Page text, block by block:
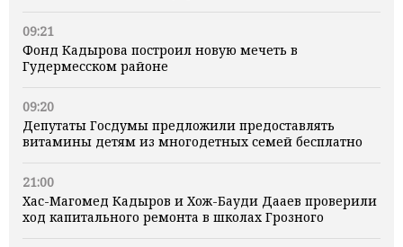
09:21
Фонд Кадырова построил новую мечеть в
Гудермесском районе
09:20
Депутаты Госдумы предложили предоставлять
витамины детям из многодетных семей бесплатно
21:00
Хас-Магомед Кадыров и Хож-Бауди Дааев проверили
ход капитального ремонта в школах Грозного